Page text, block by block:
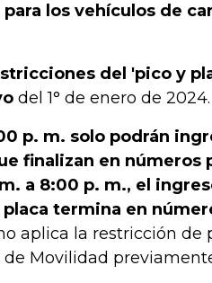
los vehículos de
del 'pico y
del 1° de enero de 2024.
p. m. solo podrán
finalizan en números
a 8:00 p. m., el
termina en
aplica la restricción de
Movilidad